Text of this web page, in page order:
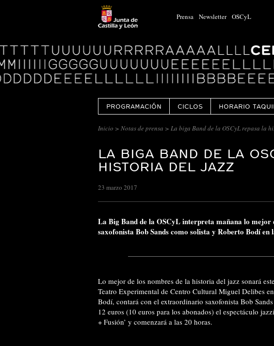
Prensa Newsletter OSCyL
Logo
Centro
Cultural
Miguel
Delibes
PROGRAMACIÓN CICLOS HORARIO
Inicio > Notas de prensa > La biga Band de la OSCyL repasa la
LA BIGA BAND DE LA
HISTORIA DEL JAZZ
23 marzo 2017
La Big Band de la OSCyL interpreta mañana lo mejor
saxofonista Bob Sands como solista y Roberto Bodí en
Lo mejor de los nombres de la historia del jazz sonará
Teatro Experimental de Centro Cultural Miguel Delibes
Bodí, contará con el extraordinario saxofonista Bob
12 euros (10 euros para los abonados) el espectáculo
+ Fusión’ y comenzará a las 20 horas.